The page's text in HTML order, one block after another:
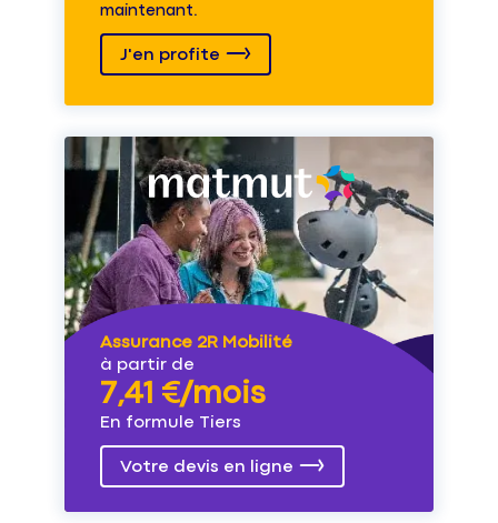
maintenant.
J'en profite
Assurance 2R Mobilité
à partir de
7,41 €/mois
En formule Tiers
Votre devis en ligne